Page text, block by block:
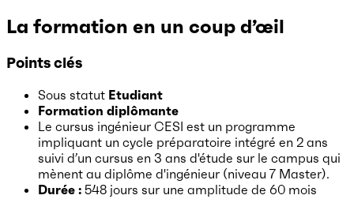
La formation en un coup d’œil
Points clés
Sous statut Etudiant
Formation diplômante
Le cursus ingénieur CESI est un programme
impliquant un cycle préparatoire intégré en 2 ans
suivi d’un cursus en 3 ans d'étude sur le campus qui
mènent au diplôme d'ingénieur (niveau 7 Master).
Durée : 548 jours sur une amplitude de 60 mois